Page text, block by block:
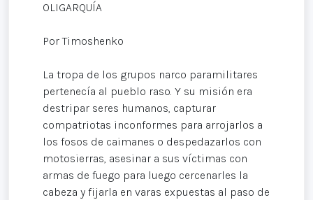
OLIGARQUÍA
Por Timoshenko
La tropa de los grupos narco paramilitares
pertenecía al pueblo raso. Y su misión era
destripar seres humanos, capturar
compatriotas inconformes para arrojarlos a
los fosos de caimanes o despedazarlos con
motosierras, asesinar a sus víctimas con
armas de fuego para luego cercenarles la
cabeza y fijarla en varas expuestas al paso de